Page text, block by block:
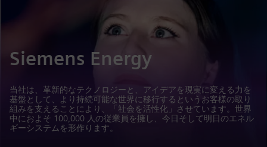
Siemens Energy
当社は、革新的なテクノロジーと、アイデアを現実に変える力を
基盤として、より持続可能な世界に移行するというお客様の取り
組みを支えることにより、「社会を活性化」させています。世界
中におよそ 100,000 人の従業員を擁し、今日そして明日のエネル
ギーシステムを形作ります。